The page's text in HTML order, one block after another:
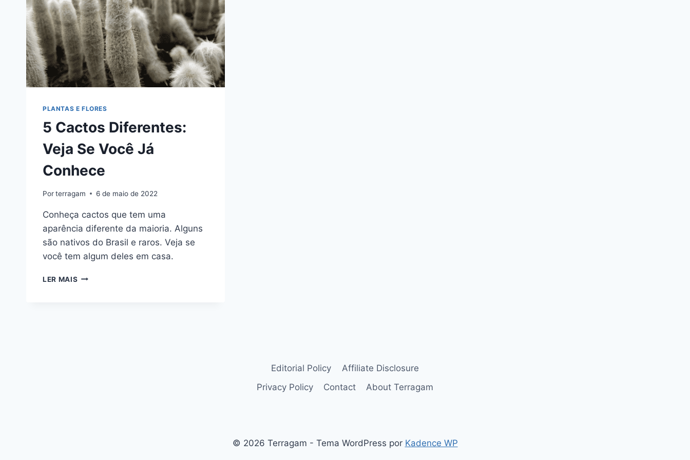
PLANTAS E FLORES
5 Cactos Diferentes:
Veja Se Você Já
Conhece
Porterragam 6 de maio de 2022
Conheça cactos que tem uma
aparência diferente da maioria. Alguns
são nativos do Brasil e raros. Veja se
você tem algum deles em casa.
LER MAIS 5
Editorial Policy
Affiliate Disclosure
Privacy Policy
Contact About Terragam
© 2026 Terragam - Tema WordPress por Kadence WP